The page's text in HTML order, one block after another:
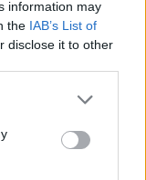
information may
the IAB’s List of
disclose it to other
or more Google
You may click to
party tags to
in below Google